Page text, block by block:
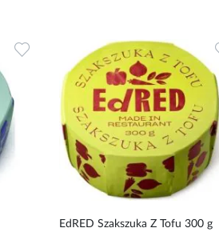
Dodaj
ulubionych
EdRED Szakszuka Z Tofu 300 g